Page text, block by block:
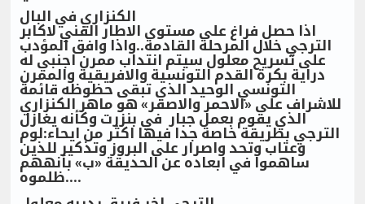
الكنزاري في البال
اذا حصل فراغ على مستوى الاطار الفني لاكابر
الترجي خلال المرحلة القادمة..واذا وافق المؤدب
على تسريح معلول سيتم انتداب ممرن اجنبي له
دراية بكرة القدم التونسية والافريقية والممرن
التونسي الوحيد الذي تبقى حظوظه قائمة
للاشراف على «الاحمر والاصفر» هو ماهر الكنزاري
الذي يقوم بعمل جبار في بنزرت وكأنه يغازل
الترجي بطريقة خاصة جدا فيها اكثر من ايحاء:لوم
وعتاب وتحد واصرار على البروز وتذكير للذين
ساهموا في ابعاده عن الحديقة «ب» بأنههم
ظلموه....